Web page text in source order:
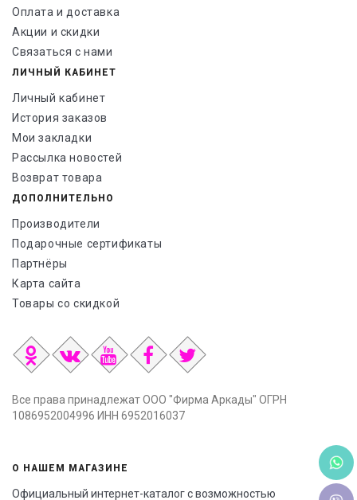
Оплата и доставка
Акции и скидки
Связаться с нами
ЛИЧНЫЙ КАБИНЕТ
Личный кабинет
История заказов
Мои закладки
Рассылка новостей
Возврат товара
ДОПОЛНИТЕЛЬНО
Производители
Подарочные сертификаты
Партнёры
Карта сайта
Товары со скидкой
Все права принадлежат ООО "Фирма Аркады" ОГРН
1086952004996 ИНН 6952016037
О НАШЕМ МАГАЗИНЕ
Официальный интернет-каталог с возможностью